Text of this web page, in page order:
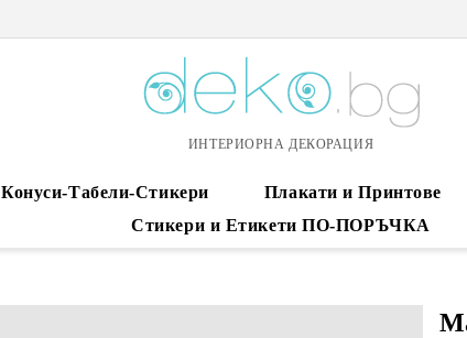
ИНТЕРИОРНА ДЕКОРАЦИЯ
Конуси-Табели-Стикери Плакати и Принтове
Стикери и Етикети ПО-ПОРЪЧКА